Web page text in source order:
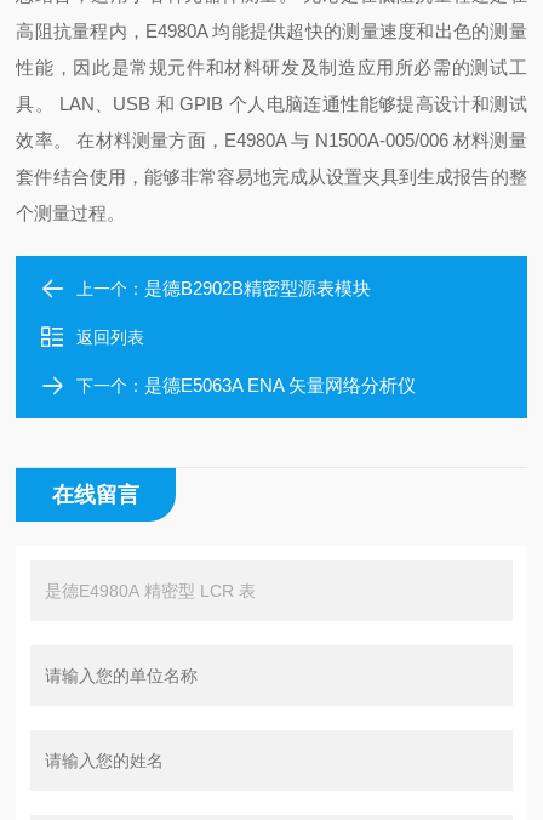
高阻抗量程内，E4980A 均能提供超快的测量速度和出色的测量
性能，因此是常规元件和材料研发及制造应用所必需的测试工
具。 LAN、USB 和 GPIB 个人电脑连通性能够提高设计和测试
效率。 在材料测量方面，E4980A 与 N1500A-005/006 材料测量
套件结合使用，能够非常容易地完成从设置夹具到生成报告的整
个测量过程。
上一个：是德B2902B精密型源表模块
返回列表
下一个：是德E5063A ENA 矢量网络分析仪
在线留言